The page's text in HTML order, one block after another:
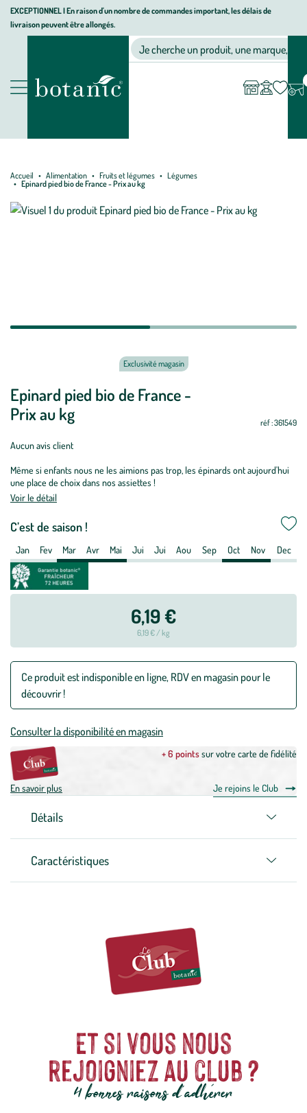
Aller
Aller
au
Aller
au
page
EXCEPTIONNEL I En raison d'un nombre de commandes important, les délais de
livraison peuvent être allongés.
Nos produits
Jardinerie écologique, animalerie, décoration, alimentation bio
Je cherche un produit, une marque, un
compte
Accueil Alimentation Fruits et légumes
Légumes
Epinard pied bio de France - Prix au kg
Exclusivité magasin
Epinard pied bio de France -
Prix au kg
réf : 361549
Aucun avis client
Même si enfants nous ne les aimions pas trop, les épinards ont aujourd'hui
une place de choix dans nos assiettes !
Voir le détail
C’est de saison !
Article
saisonnalité
Epinard
bio
Jan Fev Mar Avr Mai Jui Jui Aou Sep Oct Nov Dec
Non
Non
Oui
Oui
Oui
Non
Non
Non
Non
Oui
Oui
Non
6,19 €
6,19 € / kg
Ce produit est indisponible en ligne, RDV en magasin pour le
découvrir !
Consulter la disponibilité en magasin
+ 6 pointssur votre carte de fidélité
En savoir plus Je rejoins le Club
Détails
Caractéristiques
Et si vous nous
rejoigniez au club ?
4 bonnes raisons d'adhérer